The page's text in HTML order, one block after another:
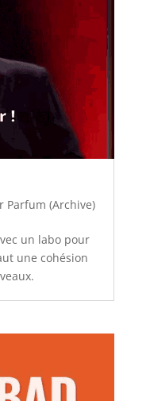
Parfum (Archive)
un labo pour
une cohésion